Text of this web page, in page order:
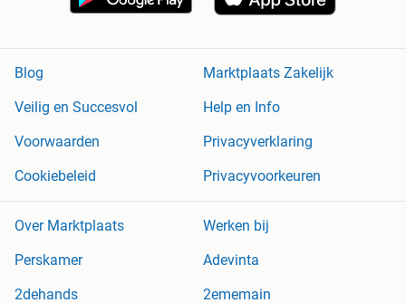
Blog
Marktplaats Zakelijk
Veilig en Succesvol
Help en Info
Voorwaarden
Privacyverklaring
Cookiebeleid
Privacyvoorkeuren
Over Marktplaats
Werken bij
Perskamer
Adevinta
2dehands
2ememain